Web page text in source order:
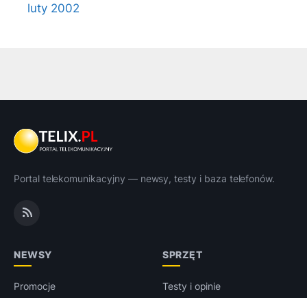
luty 2002
Portal telekomunikacyjny — newsy, testy i baza telefonów.
NEWSY
Promocje
SPRZĘT
Testy i opinie